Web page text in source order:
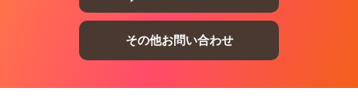
その他お問い合わせ